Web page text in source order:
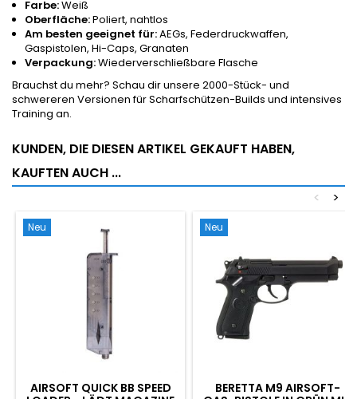
Farbe:Weiß
Oberfläche:Poliert, nahtlos
Am besten geeignet für:AEGs, Federdruckwaffen,
Gaspistolen, Hi-Caps, Granaten
Verpackung:Wiederverschließbare Flasche
Brauchst du mehr? Schau dir unsere 2000-Stück- und
schwereren Versionen für Scharfschützen-Builds und intensives
Training an.
KUNDEN, DIE DIESEN ARTIKEL GEKAUFT HABEN,
KAUFTEN AUCH ...
>
<
Neu
AIRSOFT QUICK BB SPEED
Neu
BERETTA M9 AIRSOFT-